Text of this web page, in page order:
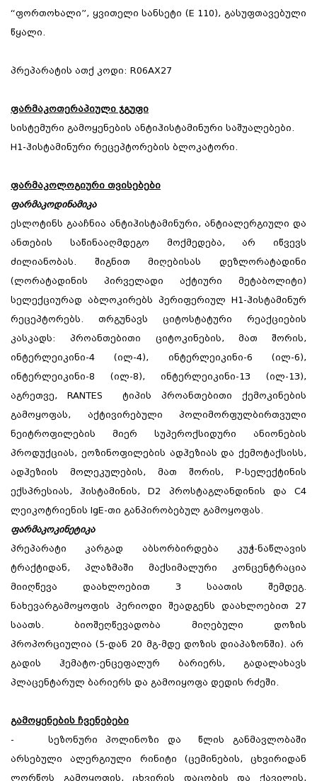
“ფორთოხალი”, ყვითელი სანსეტი (E 110), გასუფთავებული
წყალი.
პრეპარატის ათქ კოდი: R06AX27
ფარმაკოთერაპიული ჯგუფი
სისტემური გამოყენების ანტიჰისტამინური საშუალებები.
H1-ჰისტამინური რეცეპტორების ბლოკატორი.
ფარმაკოლოგიური თვისებები
ფარმაკოდინამიკა
ესლოტინს გააჩნია ანტიჰისტამინური, ანტიალერგიული და
ანთების საწინააღმდეგო მოქმედება, არ იწვევს
ძილიანობას. შიგნით მიღებისას დეზლორატადინი
(ლორატადინის პირველადი აქტიური მეტაბოლიტი)
სელექციურად აბლოკირებს პერიფერიულ H1-ჰისტამინურ
რეცეპტორებს. თრგუნავს ციტოსტატური რეაქციების
კასკადს: პროანთებითი ციტოკინების, მათ შორის,
ინტერლეიკინი-4 (ილ-4), ინტერლეიკინი-6 (ილ-6),
ინტერლეიკინი-8 (ილ-8), ინტერლეიკინი-13 (ილ-13),
აგრეთვე, RANTES ტიპის პროანთებითი ქემოკინების
გამოყოფას, აქტივირებული პოლიმორფულბირთვული
ნეიტროფილების მიერ სუპეროქსიდური ანიონების
პროდუქციას, ეოზინოფილების ადჰეზიას და ქემოტაქსისს,
ადჰეზიის მოლეკულების, მათ შორის, P-სელექტინის
ექსპრესიას, ჰისტამინის, D2 პროსტაგლანდინის და C4
ლეიკოტრიენის IgE-თი განპირობებულ გამოყოფას.
ფარმაკოკინეტიკა
პრეპარატი კარგად აბსორბირდება კუჭ-ნაწლავის
ტრაქტიდან, პლაზმაში მაქსიმალური კონცენტრაცია
მიიღწევა დაახლოებით 3 საათის შემდეგ.
ნახევარგამოყოფის პერიოდი შეადგენს დაახლოებით 27
საათს. ბიოშეღწევადობა მიღებული დოზის
პროპორციულია (5-დან 20 მგ-მდე დოზის დიაპაზონში). არ
გადის ჰემატო-ენცეფალურ ბარიერს, გადალახავს
პლაცენტარულ ბარიერს და გამოიყოფა დედის რძეში.
გამოყენების ჩვენებები
- სეზონური პოლინოზი და წლის განმავლობაში
არსებული ალერგიული რინიტი (ცემინების, ცხვირიდან
ლორწოს გამოყოფის, ცხვირის დაცობის და ქავილის,